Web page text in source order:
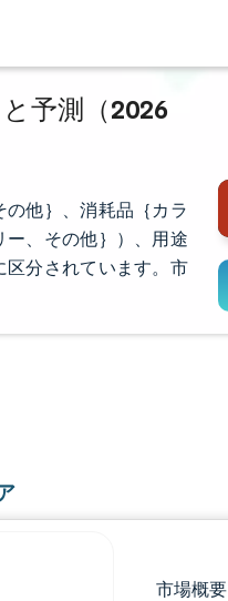
予測（2026
他｝、消耗品｛カラ
、その他｝）、用途
区分されています。市
市場概要